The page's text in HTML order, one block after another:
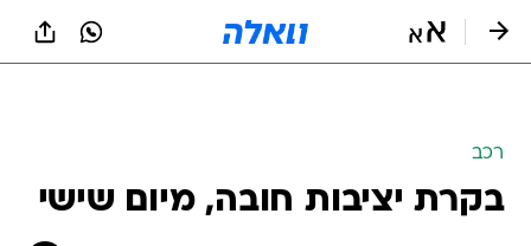
רכב
בקרת יציבות חובה, מיום שישי